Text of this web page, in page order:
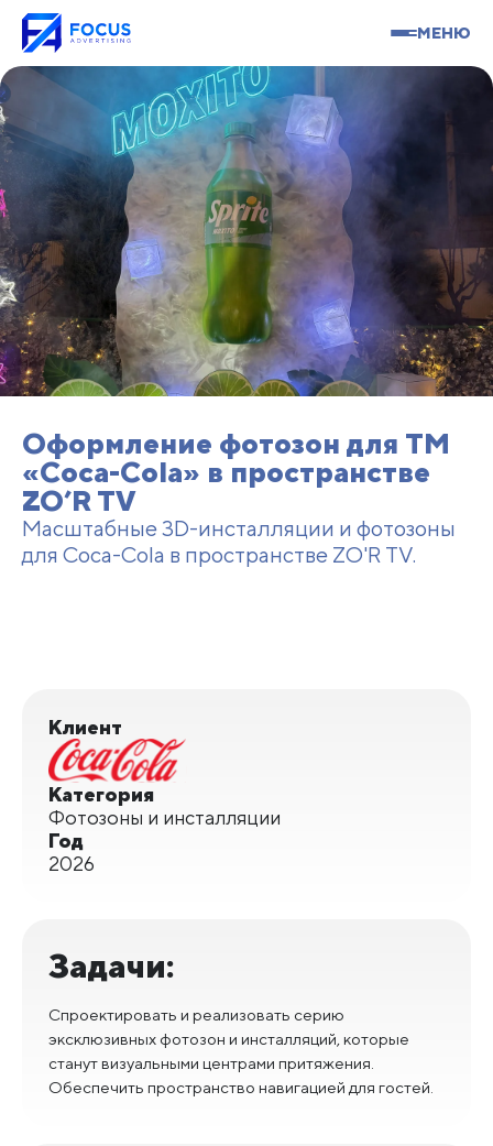
МЕНЮ
Оформление фотозон для TM
«Coca-Cola» в пространстве
ZO’R TV
Масштабные 3D-инсталляции и фотозоны
для Coca-Cola в пространстве ZO'R TV.
Клиент
Категория
Фотозоны и инсталляции
Год
2026
Задачи:
Спроектировать и реализовать серию
эксклюзивных фотозон и инсталляций, которые
станут визуальными центрами притяжения.
Обеспечить пространство навигацией для гостей.